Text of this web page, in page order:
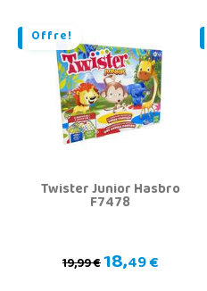
Offre!
Twister Junior Hasbro
F7478
19,99 €18,49 €